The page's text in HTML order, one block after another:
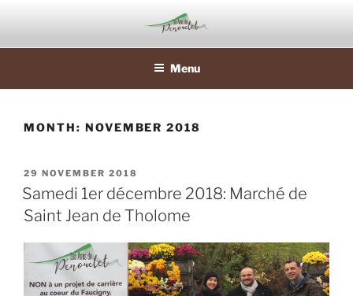
content
Menu
MONTH: NOVEMBER 2018
POSTED
ON
29 NOVEMBER 2018
Samedi 1er décembre 2018: Marché de
Saint Jean de Tholome